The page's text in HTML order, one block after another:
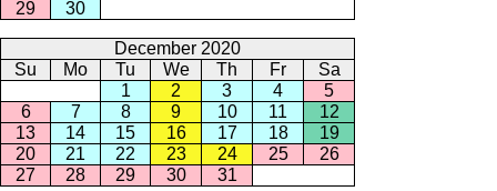
29
30
December 2020
Su
Mo Tu We Th Fr
Sa
1
2 3 4
5
6
7 8 9 10 11
12
13
14 15 16 17 18
19
20
21 22 23 24 25
26
27
28 29 30 31